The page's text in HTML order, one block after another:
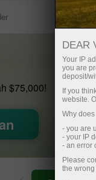
$75,000!
DEAR
Your IP
you are
deposit/
If you
website.
Why
- you are
- your IP
- an error
Please
the